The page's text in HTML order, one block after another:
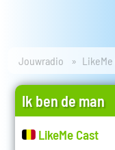
Jouwradio LikeMe
Ik ben de man
LikeMe Cast